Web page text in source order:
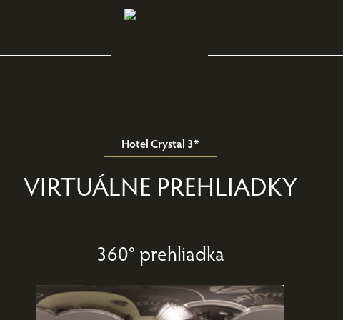
Hotel Crystal 3*
VIRTUÁLNE PREHLIADKY
360° prehliadka